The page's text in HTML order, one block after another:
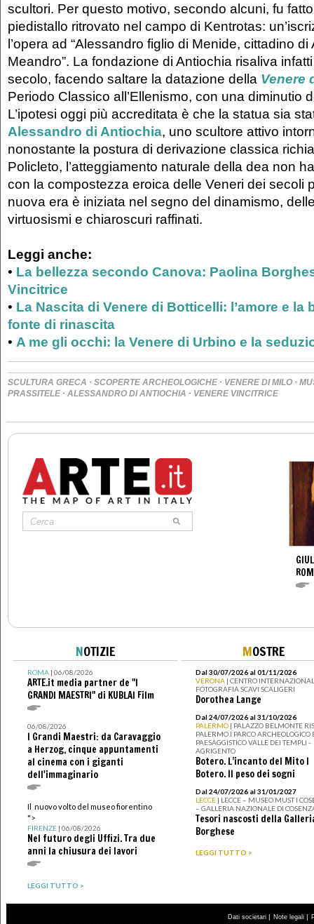
scultori. Per questo motivo, secondo alcuni, fu
piedistallo ritrovato nel campo di Kentrotas:
l’opera ad “Alessandro figlio di Menide, cittadino
Meandro”. La fondazione di Antiochia risaliva
secolo, facendo saltare la datazione della Venere
Periodo Classico all’Ellenismo, con una diminutio
L’ipotesi oggi più accreditata è che la statua sia
Alessandro di Antiochia, uno scultore attivo
nonostante la postura di derivazione classica
Policleto, l’atteggiamento naturale della dea non
con la compostezza eroica delle Veneri dei secoli
nuova era è iniziata nel segno del dinamismo,
virtuosismi e chiaroscuri raffinati.
Leggi anche:
• La bellezza secondo Canova: Paolina
Vincitrice
• La Nascita di Venere di Botticelli: l’amore e la
fonte di rinascita
• A me gli occhi: la Venere di Urbino e la
SCULTURA GRECA · SCOPERTE ARCHEOLOGICHE · VENERE DI MILO ·
PRASSITELE · ALESSANDRO DI ANTIOCHIA · VENERE VINCITRICE
NOTIZIE
ROMA| 06/08/2026
ARTE.it media partner de "I
GRANDI MAESTRI" di KUBLAI Film
06/08/2026
I Grandi Maestri: da Caravaggio
a Herzog, cinque appuntamenti
al cinema con i giganti
dell'immaginario
Il nuovo volto del museo fiorentino
">
FIRENZE| 06/08/2026
Nel futuro degli Uffizi. Tra due
anni la chiusura dei lavori
LEGGI TUTTO >
MOSTRE
Dal 30/07/2026 al 01/11/2026
VERONA | CENTRO
FOTOGRAFIA SCAVI SCALIGERI
Dorothea Lange
Dal 24/07/2026 al 31/10/2026
PALERMO | PALAZZO BELMONTE
PALERMO I PARCO ARCHEOLOGICO
PAESAGGISTICO VALLE DEI TEMPLI -
AGRIGENTO
Botero. L’incanto del Mito I
Botero. Il peso dei sogni
Dal 24/07/2026 al 31/01/2027
LECCE | LECCE – MUSEO MUST I
– GALLERIA NAZIONALE DI
Tesori nascosti della
Borghese
LEGGI TUTTO >
Dati societari | Note legali |